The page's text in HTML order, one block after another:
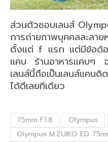
ส่วนตัวชอบเลนส์
การถ่ายภาพบุคคลละลา
ตั้งแต่ f แรก แต่มีข้อด้อ
แคบ ร้านอาหารแคบๆ
เลนส์นี้ถือเป็นเลนส์แค
ได้ดีเลยทีเดียว
75mm F1.8 Olympus
Olympus M.ZUIKO ED